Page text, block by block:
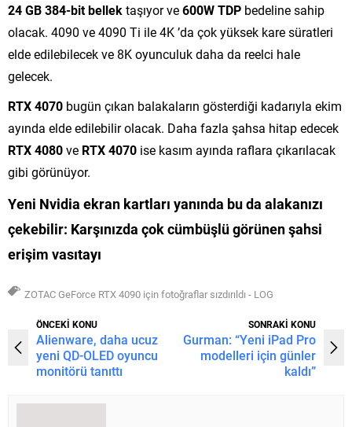
24 GB 384-bit bellektaşıyor ve600W TDP bedeline sahip
olacak. 4090 ve 4090 Ti ile 4K ’da çok yüksek kare süratleri
elde edilebilecek ve 8K oyunculuk daha da reelci hale
gelecek.
RTX 4070 bugün çıkan balakaların gösterdiği kadarıyla ekim
ayında elde edilebilir olacak. Daha fazla şahsa hitap edecek
RTX 4080ve RTX 4070 ise kasım ayında raflara çıkarılacak
gibi görünüyor.
Yeni Nvidia ekran kartları yanında bu da alakanızı
çekebilir: Karşınızda çok cümbüşlü görünen şahsi
erişim vasıtayı
ZOTAC GeForce RTX 4090 için fotoğraflar sızdırıldı - LOG
ÖNCEKİ KONU
Alienware, daha ucuz
yeni QD-OLED oyuncu
monitörü tanıttı
SONRAKİ KONU
Gurman: “Yeni iPad Pro
modelleri için günler
kaldı”